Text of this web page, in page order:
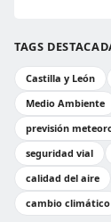
TAGS
Castilla y León
Medio Ambiente
previsión
seguridad vial
calidad del aire
cambio climático